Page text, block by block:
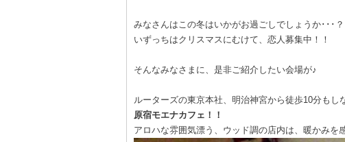
みなさんはこの冬はいかがお過ごしでしょうか･･･？
いずっちはクリスマスにむけて、恋人募集中！！
そんなみなさまに、是非ご紹介したい会場が♪
ルーターズの東京本社、明治神宮から徒歩10分もし
原宿モエナカフェ！！
アロハな雰囲気漂う、ウッド調の店内は、暖かみを